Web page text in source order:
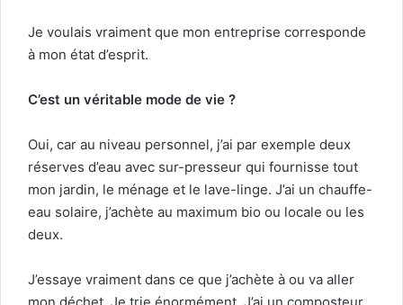
Je voulais vraiment que mon entreprise corresponde
à mon état d’esprit.
C’est un véritable mode de vie ?
Oui, car au niveau personnel, j’ai par exemple deux
réserves d’eau avec sur-presseur qui fournisse tout
mon jardin, le ménage et le lave-linge. J’ai un chauffe-
eau solaire, j’achète au maximum bio ou locale ou les
deux.
J’essaye vraiment dans ce que j’achète à ou va aller
mon déchet. Je trie énormément. J’ai un composteur,